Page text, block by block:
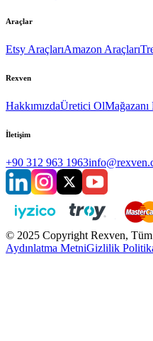
Araçlar
Etsy AraçlarıAmazon Araçları
Rexven
HakkımızdaÜretici OlMağazanı
İletişim
+90 312 963 1963
© 2025 Copyright Rexven, Tüm
Aydınlatma MetniGizlilik